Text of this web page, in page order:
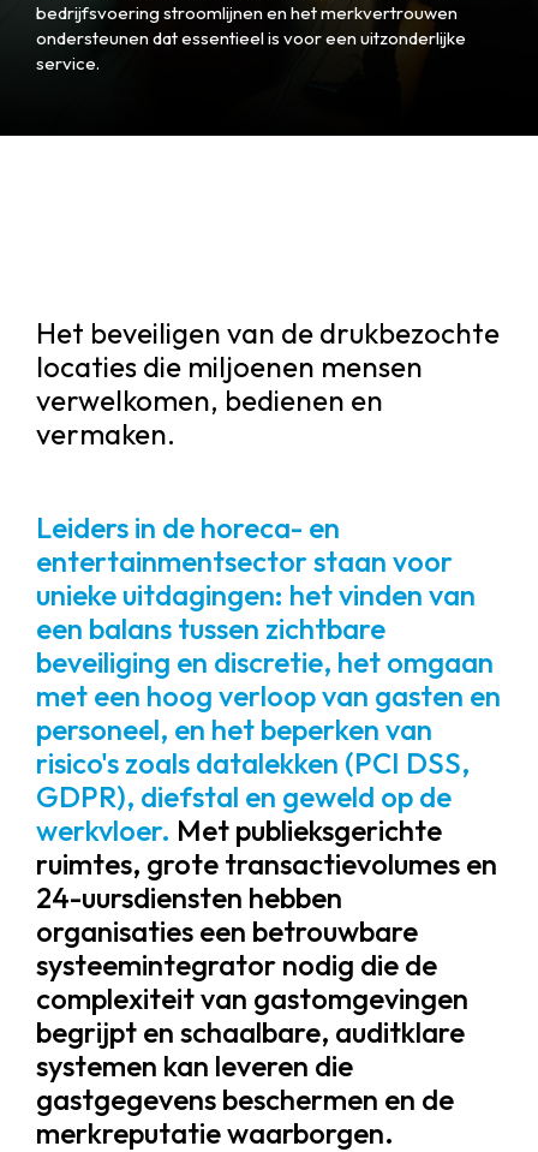
bedrijfsvoering stroomlijnen en het merkvertrouwen
ondersteunen dat essentieel is voor een uitzonderlijke
service.
Het beveiligen van de drukbezochte
locaties die miljoenen mensen
verwelkomen, bedienen en
vermaken.
Leiders in de horeca- en
entertainmentsector staan ​​voor
unieke uitdagingen: het vinden van
een balans tussen zichtbare
beveiliging en discretie, het omgaan
met een hoog verloop van gasten en
personeel, en het beperken van
risico's zoals datalekken (PCI DSS,
GDPR), diefstal en geweld op de
werkvloer. Met publieksgerichte
ruimtes, grote transactievolumes en
24-uursdiensten hebben
organisaties een betrouwbare
systeemintegrator nodig die de
complexiteit van gastomgevingen
begrijpt en schaalbare, auditklare
systemen kan leveren die
gastgegevens beschermen en de
merkreputatie waarborgen.